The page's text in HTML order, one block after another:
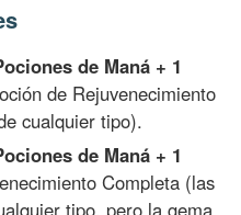
de Maná + 1
de Rejuvenecimiento
cualquier tipo).
de Maná + 1
Completa (las
tipo, pero la gema